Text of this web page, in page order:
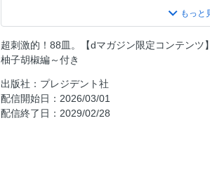
江戸っ子好みの七色唐がらし
洗練の”クミン料理”で楽しい大人の酒宴を！
カルダモンと、クミンと、日本酒と。
超刺激的！88皿。【dマガジン限定コンテンツ
柚子胡椒編～付き
出版社：プレジデント社
配信開始日：2026/03/01
配信終了日：2029/02/28